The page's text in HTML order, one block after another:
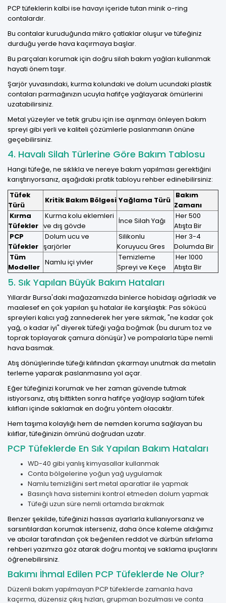
PCP tüfeklerin kalbi ise havayı içeride tutan minik o-ring
contalardır.
Bu contalar kuruduğunda mikro çatlaklar oluşur ve tüfeğiniz
durduğu yerde hava kaçırmaya başlar.
Bu parçaları korumak için doğru silah bakım yağları kullanmak
hayati önem taşır.
Şarjör yuvasındaki, kurma kolundaki ve dolum ucundaki plastik
contaları parmağınızın ucuyla hafifçe yağlayarak ömürlerini
uzatabilirsiniz.
Metal yüzeyler ve tetik grubu için ise aşınmayı önleyen bakım
spreyi gibi yerli ve kaliteli çözümlerle paslanmanın önüne
geçebilirsiniz.
4. Havalı Silah Türlerine Göre Bakım Tablosu
Hangi tüfeğe, ne sıklıkla ve nereye bakım yapılması gerektiğini
karıştırıyorsanız, aşağıdaki pratik tabloyu rehber edinebilirsiniz:
Tüfek
Türü
Kritik Bakım Bölgesi Yağlama Türü
Bakım
Zamanı
Kırma
Tüfekler
Kurma kolu eklemleri
ve dış gövde
İnce Silah Yağı
Her 500
Atışta Bir
PCP
Tüfekler
Dolum ucu ve
şarjörler
Silikonlu
Koruyucu Gres
Her 3-4
Dolumda Bir
Tüm
Modeller
Namlu içi yivler
Temizleme
Spreyi ve Keçe
Her 1000
Atışta Bir
5. Sık Yapılan Büyük Bakım Hataları
Yıllardır Bursa'daki mağazamızda binlerce hobidaşı ağırladık ve
maalesef en çok yapılan şu hatalar ile karşılaştık: Pas sökücü
spreyleri kalıcı yağ zannederek her yere sıkmak, "ne kadar çok
yağ, o kadar iyi" diyerek tüfeği yağa boğmak (bu durum toz ve
toprak toplayarak çamura dönüşür) ve pompalarla tüpe nemli
hava basmak.
Atış dönüşlerinde tüfeği kılıfından çıkarmayı unutmak da metalin
terleme yaparak paslanmasına yol açar.
Eğer tüfeğinizi korumak ve her zaman güvende tutmak
istiyorsanız, atış bittikten sonra hafifçe yağlayıp sağlam tüfek
kılıfları içinde saklamak en doğru yöntem olacaktır.
Hem taşıma kolaylığı hem de nemden koruma sağlayan bu
kılıflar, tüfeğinizin ömrünü doğrudan uzatır.
PCP Tüfeklerde En Sık Yapılan Bakım Hataları
WD-40 gibi yanlış kimyasallar kullanmak
Conta bölgelerine yoğun yağ uygulamak
Namlu temizliğini sert metal aparatlar ile yapmak
Basınçlı hava sistemini kontrol etmeden dolum yapmak
Tüfeği uzun süre nemli ortamda bırakmak
Benzer şekilde, tüfeğinizi hassas ayarlarla kullanıyorsanız ve
sarsıntılardan korumak isterseniz, daha önce kaleme aldığımız
ve atıcılar tarafından çok beğenilen reddot ve dürbün sıfırlama
rehberi yazımıza göz atarak doğru montaj ve saklama ipuçlarını
öğrenebilirsiniz.
Bakımı İhmal Edilen PCP Tüfeklerde Ne Olur?
Düzenli bakım yapılmayan PCP tüfeklerde zamanla hava
kaçırma, düzensiz çıkış hızları, grupman bozulması ve conta